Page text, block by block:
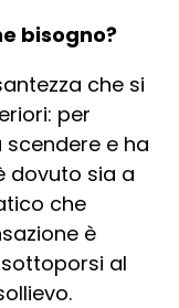
bisogno?
che si
per
e ha
dovuto sia a
che
è
al